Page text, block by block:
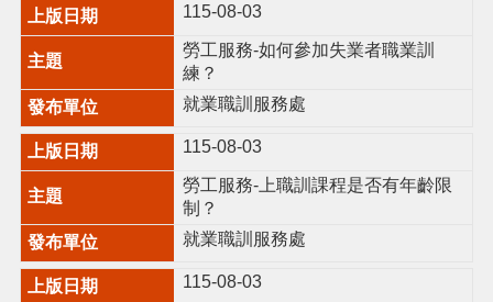
認
識
我
們
業
務
資
訊
便
民
服
115-08-03
勞工服務-如何參加失業者職業訓
練？
就業職訓服務處
115-08-03
勞工服務-上職訓課程是否有年齡限
制？
就業職訓服務處
115-08-03